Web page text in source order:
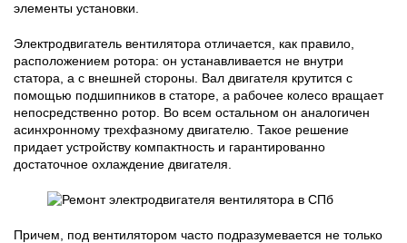
элементы установки.
Электродвигатель вентилятора отличается, как правило,
расположением ротора: он устанавливается не внутри
статора, а с внешней стороны. Вал двигателя крутится с
помощью подшипников в статоре, а рабочее колесо вращает
непосредственно ротор. Во всем остальном он аналогичен
асинхронному трехфазному двигателю. Такое решение
придает устройству компактность и гарантированно
достаточное охлаждение двигателя.
Причем, под вентилятором часто подразумевается не только